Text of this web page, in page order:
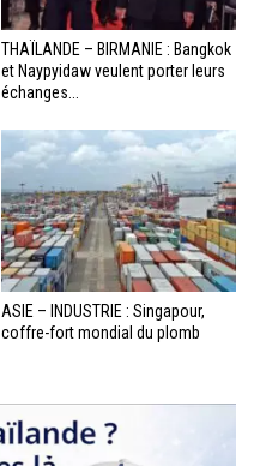
THAÏLANDE – BIRMANIE : Bangkok
et Naypyidaw veulent porter leurs
échanges...
ASIE – INDUSTRIE : Singapour,
coffre-fort mondial du plomb